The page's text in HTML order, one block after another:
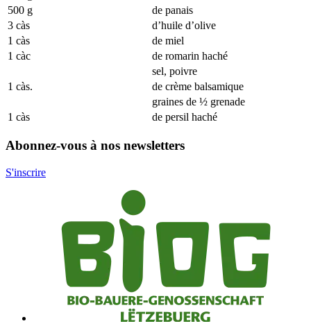
500 g
de panais
3 càs
d’huile d’olive
1 càs
de miel
1 càc
de romarin haché
sel, poivre
1 càs.
de crème balsamique
graines de ½ grenade
1 càs
de persil haché
Abonnez-vous à nos newsletters
S'inscrire